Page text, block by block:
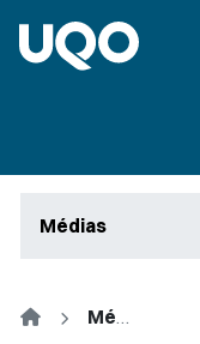
Médias
Accueil Médias